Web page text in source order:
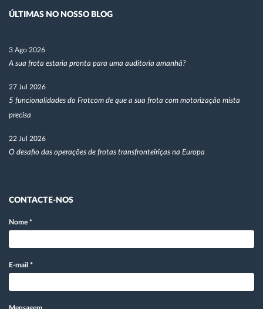
ÚLTIMAS NO NOSSO BLOG
3 Ago 2026
A sua frota estaria pronta para uma auditoria amanhã?
27 Jul 2026
5 funcionalidades do Frotcom de que a sua frota com motorização mista
precisa
22 Jul 2026
O desafio das operações de frotas transfronteiriças na Europa
CONTACTE-NOS
Nome *
E-mail *
Mensagem